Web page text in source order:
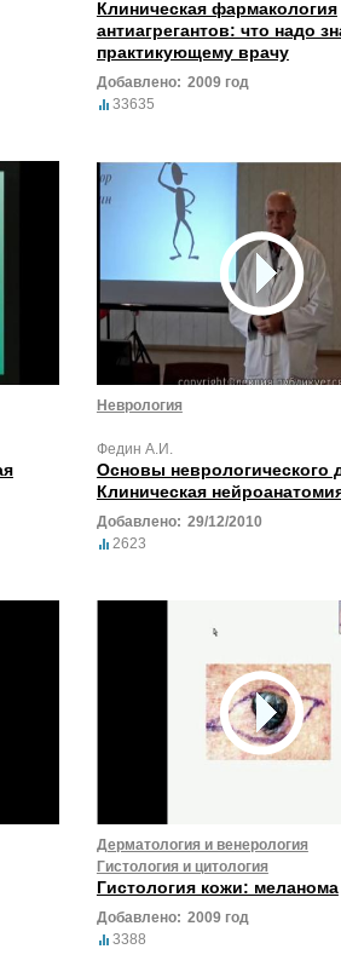
Клиническая фармакология
антиагрегантов: что надо
практикующему врачу
Добавлено: 2009 год
33635
Неврология
Федин А.И.
Основы неврологического
Клиническая
Добавлено: 29/12/2010
2623
Дерматология и венерология
Гистология и цитология
Гистология кожи: меланома
Добавлено: 2009 год
3388